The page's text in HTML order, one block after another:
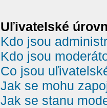
Uľivatelské
Kdo jsou
Kdo jsou
Co jsou
Jak se mohu
Jak se stanu